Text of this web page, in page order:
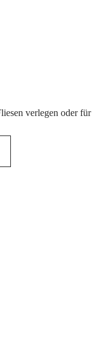
verlegen oder für